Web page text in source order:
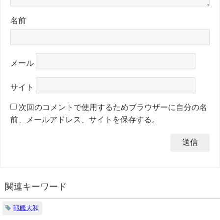
名前
メール
サイト
次回のコメントで使用するためブラウザーに自分の名
前、メールアドレス、サイトを保存する。
関連キーワード
戦艦大和